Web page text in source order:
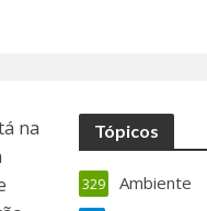
na
Tópicos
Ambiente
329